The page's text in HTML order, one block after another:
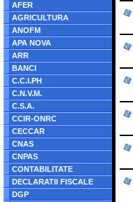
AFER
AGRICULTURA
ANOFM
APA NOVA
ARR
BANCI
C.C.I.PH
C.N.V.M.
C.S.A.
CCIR-ONRC
CECCAR
CNAS
CNPAS
CONTABILITATE
DECLARATII FISCALE
DGP